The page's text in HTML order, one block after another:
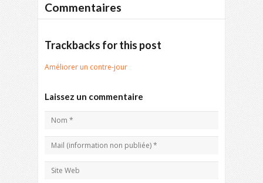
Commentaires
Trackbacks for this post
Améliorer un contre-jour
Laissez un commentaire